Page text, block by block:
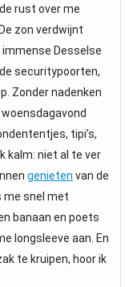
rust over me
zon verdwijnt
Desselse
securitypoorten,
Zonder nadenken
tipi’s,
kalm: niet al te ver
genieten van de
me snel met
banaan en poets
longsleeve aan. En
te kruipen, hoor ik